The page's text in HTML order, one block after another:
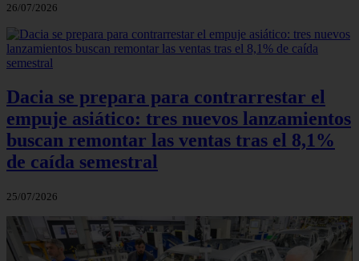
26/07/2026
Dacia se prepara para contrarrestar el
empuje asiático: tres nuevos lanzamientos
buscan remontar las ventas tras el 8,1%
de caída semestral
25/07/2026